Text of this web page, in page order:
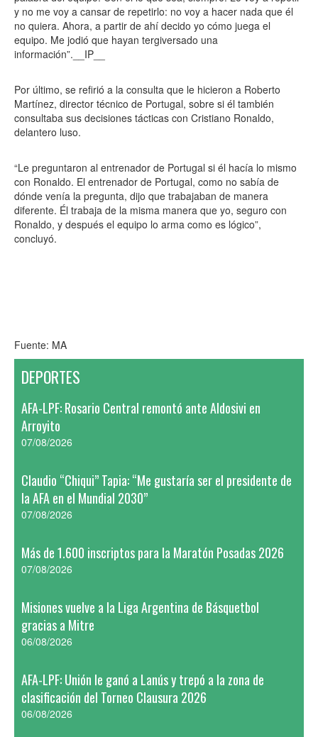
y no me voy a cansar de repetirlo: no voy a hacer nada que él
no quiera. Ahora, a partir de ahí decido yo cómo juega el
equipo. Me jodió que hayan tergiversado una
información”.__IP__
Por último, se refirió a la consulta que le hicieron a Roberto
Martínez, director técnico de Portugal, sobre si él también
consultaba sus decisiones tácticas con Cristiano Ronaldo,
delantero luso.
“Le preguntaron al entrenador de Portugal si él hacía lo mismo
con Ronaldo. El entrenador de Portugal, como no sabía de
dónde venía la pregunta, dijo que trabajaban de manera
diferente. Él trabaja de la misma manera que yo, seguro con
Ronaldo, y después el equipo lo arma como es lógico”,
concluyó.
Fuente: MA
DEPORTES
AFA-LPF: Rosario Central remontó ante Aldosivi en
Arroyito
07/08/2026
Claudio “Chiqui” Tapia: “Me gustaría ser el presidente de
la AFA en el Mundial 2030”
07/08/2026
Más de 1.600 inscriptos para la Maratón Posadas 2026
07/08/2026
Misiones vuelve a la Liga Argentina de Básquetbol
gracias a Mitre
06/08/2026
AFA-LPF: Unión le ganó a Lanús y trepó a la zona de
clasificación del Torneo Clausura 2026
06/08/2026